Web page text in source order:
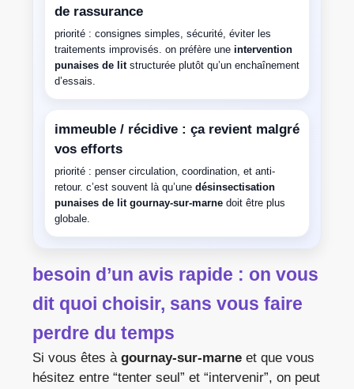
de rassurance
priorité : consignes simples, sécurité, éviter les
traitements improvisés. on préfère une intervention
punaises de litstructurée plutôt qu’un enchaînement
d’essais.
immeuble / récidive : ça revient malgré
vos efforts
priorité : penser circulation, coordination, et anti-
retour. c’est souvent là qu’une désinsectisation
punaises de lit gournay-sur-marne doit être plus
globale.
besoin d’un avis rapide : on vous
dit quoi choisir, sans vous faire
perdre du temps
Si vous êtes à gournay-sur-marne et que vous
hésitez entre “tenter seul” et “intervenir”, on peut